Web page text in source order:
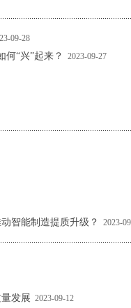
09-28
何“兴”起来？ 2023-09-27
智能制造提质升级？ 2023-
发展 2023-09-12